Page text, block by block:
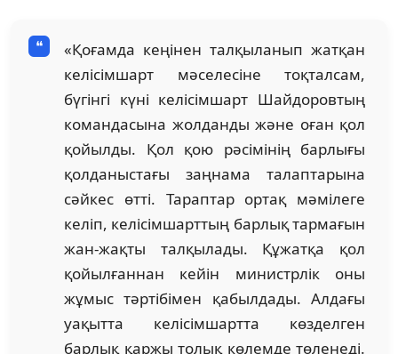
«Қоғамда кеңінен талқыланып жатқан
келісімшарт мәселесіне тоқталсам,
бүгінгі күні келісімшарт Шайдоровтың
командасына жолданды және оған қол
қойылды. Қол қою рәсімінің барлығы
қолданыстағы заңнама талаптарына
сәйкес өтті. Тараптар ортақ мәмілеге
келіп, келісімшарттың барлық тармағын
жан-жақты талқылады. Құжатқа қол
қойылғаннан кейін министрлік оны
жұмыс тәртібімен қабылдады. Алдағы
уақытта келісімшартта көзделген
барлық қаржы толық көлемде төленеді.